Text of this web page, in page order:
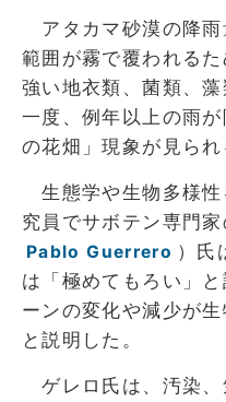
アタカマ砂漠の降雨
範囲が霧で覆われる
強い地衣類、菌類、
一度、例年以上の雨
の花畑」現象が見られ
生態学や生物多様性
究員でサボテン専門
Pablo Guerrero ）氏
は「極めてもろい」
ーンの変化や減少が
と説明した。
ゲレロ氏は、汚染、